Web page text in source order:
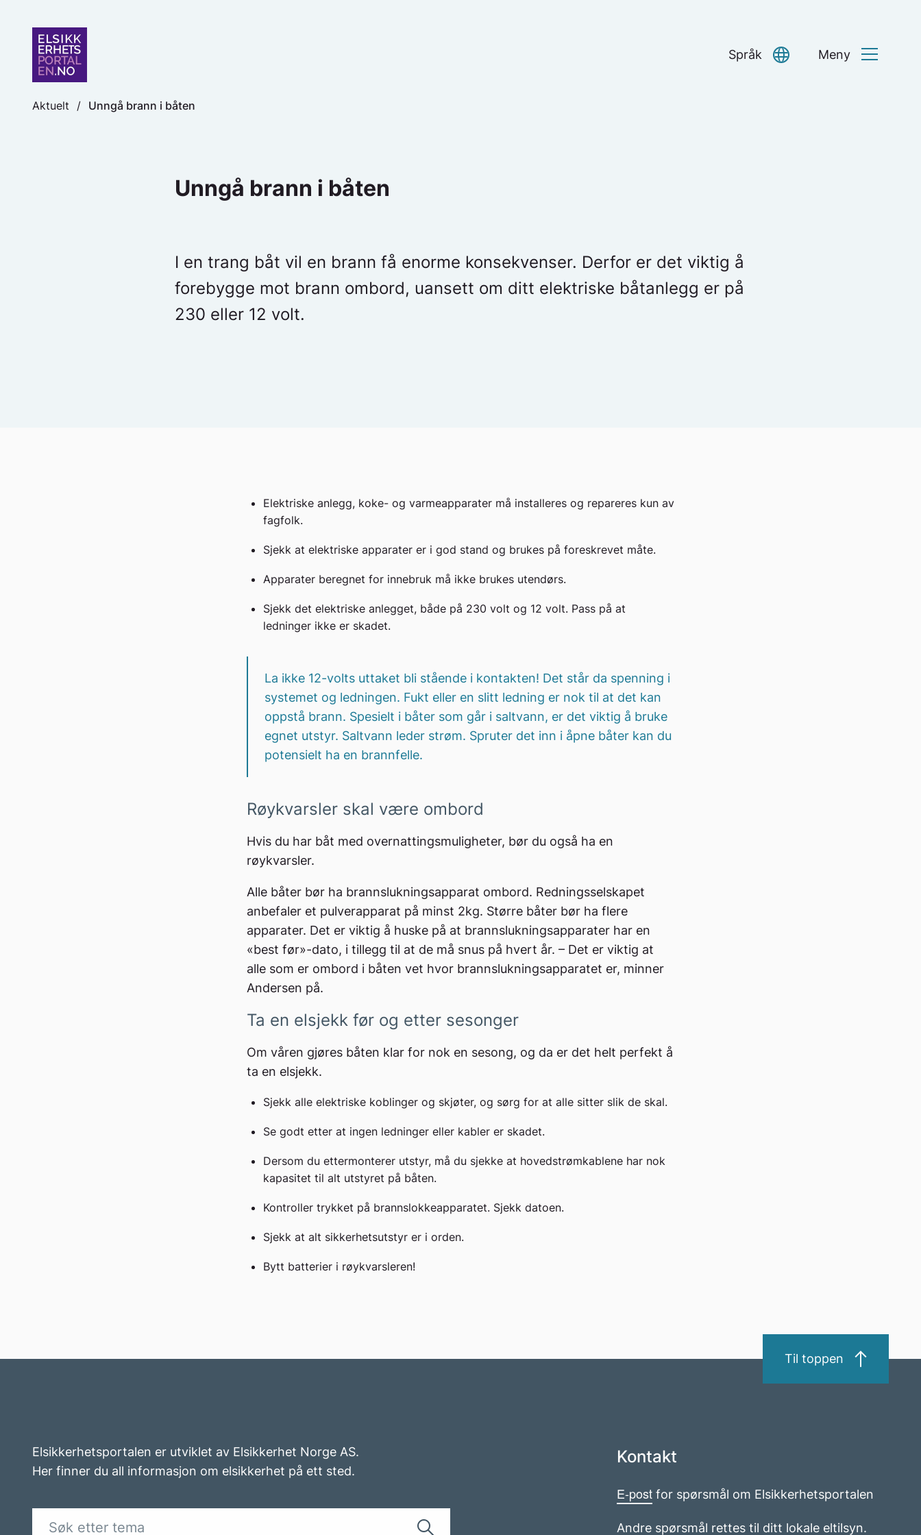
content
Språk
Select Language ▼
Meny
Aktuelt / Unngå brann i båten
Unngå brann i båten
I en trang båt vil en brann få enorme konsekvenser. Derfor er det viktig å
forebygge mot brann ombord, uansett om ditt elektriske båtanlegg er på
230 eller 12 volt.
Elektriske anlegg, koke- og varmeapparater må installeres og repareres kun av
fagfolk.
Sjekk at elektriske apparater er i god stand og brukes på foreskrevet måte.
Apparater beregnet for innebruk må ikke brukes utendørs.
Sjekk det elektriske anlegget, både på 230 volt og 12 volt. Pass på at
ledninger ikke er skadet.
La ikke 12-volts uttaket bli stående i kontakten! Det står da spenning i
systemet og ledningen. Fukt eller en slitt ledning er nok til at det kan
oppstå brann. Spesielt i båter som går i saltvann, er det viktig å bruke
egnet utstyr. Saltvann leder strøm. Spruter det inn i åpne båter kan du
potensielt ha en brannfelle.
Røykvarsler skal være ombord
Hvis du har båt med overnattingsmuligheter, bør du også ha en
røykvarsler.
Alle båter bør ha brannslukningsapparat ombord. Redningsselskapet
anbefaler et pulverapparat på minst 2kg. Større båter bør ha flere
apparater. Det er viktig å huske på at brannslukningsapparater har en
«best før»-dato, i tillegg til at de må snus på hvert år. – Det er viktig at
alle som er ombord i båten vet hvor brannslukningsapparatet er, minner
Andersen på.
Ta en elsjekk før og etter sesonger
Om våren gjøres båten klar for nok en sesong, og da er det helt perfekt å
ta en elsjekk.
Sjekk alle elektriske koblinger og skjøter, og sørg for at alle sitter slik de skal.
Se godt etter at ingen ledninger eller kabler er skadet.
Dersom du ettermonterer utstyr, må du sjekke at hovedstrømkablene har nok
kapasitet til alt utstyret på båten.
Kontroller trykket på brannslokkeapparatet. Sjekk datoen.
Sjekk at alt sikkerhetsutstyr er i orden.
Bytt batterier i røykvarsleren!
Til toppen
Elsikkerhetsportalen er utviklet av Elsikkerhet Norge AS.
Her finner du all informasjon om elsikkerhet på ett sted.
Kontakt
E-post for spørsmål om Elsikkerhetsportalen
Andre spørsmål rettes til ditt lokale eltilsyn.